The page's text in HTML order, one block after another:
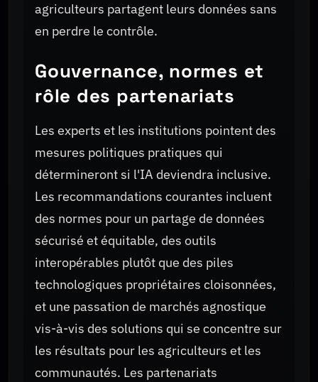
agriculteurs partagent leurs données sans
en perdre le contrôle.
Gouvernance, normes et
rôle des partenariats
Les experts et les institutions pointent des
mesures politiques pratiques qui
détermineront si l'IA deviendra inclusive.
Les recommandations courantes incluent
des normes pour un partage de données
sécurisé et équitable, des outils
interopérables plutôt que des piles
technologiques propriétaires cloisonnées,
et une passation de marchés agnostique
vis-à-vis des solutions qui se concentre sur
les résultats pour les agriculteurs et les
communautés. Les partenariats